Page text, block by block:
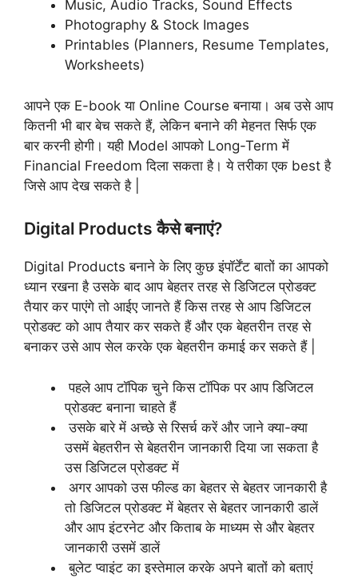
Music, Audio Tracks, Sound Effects
Photography & Stock Images
Printables (Planners, Resume Templates,
Worksheets)
आपने एक E-book या Online Course बनाया। अब उसे आप
कितनी भी बार बेच सकते हैं, लेकिन बनाने की मेहनत सिर्फ एक
बार करनी होगी। यही Model आपको Long-Term में
Financial Freedom दिला सकता है। ये तरीका एक best है
जिसे आप देख सकते है |
Digital Products कैसे बनाएं?
Digital Products बनाने के लिए कुछ इंपॉर्टेंट बातों का आपको
ध्यान रखना है उसके बाद आप बेहतर तरह से डिजिटल प्रोडक्ट
तैयार कर पाएंगे तो आईए जानते हैं किस तरह से आप डिजिटल
प्रोडक्ट को आप तैयार कर सकते हैं और एक बेहतरीन तरह से
बनाकर उसे आप सेल करके एक बेहतरीन कमाई कर सकते हैं |
पहले आप टॉपिक चुने किस टॉपिक पर आप डिजिटल
प्रोडक्ट बनाना चाहते हैं
उसके बारे में अच्छे से रिसर्च करें और जाने क्या-क्या
उसमें बेहतरीन से बेहतरीन जानकारी दिया जा सकता है
उस डिजिटल प्रोडक्ट में
अगर आपको उस फील्ड का बेहतर से बेहतर जानकारी है
तो डिजिटल प्रोडक्ट में बेहतर से बेहतर जानकारी डालें
और आप इंटरनेट और किताब के माध्यम से और बेहतर
जानकारी उसमें डालें
बुलेट प्वाइंट का इस्तेमाल करके अपने बातों को बताएं